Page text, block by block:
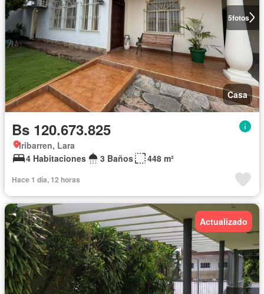
5fotos
Casa
Bs 120.673.825
Iribarren, Lara
4 Habitaciones
3 Baños 448 m²
Hace 1 día, 12 horas
Actualizado